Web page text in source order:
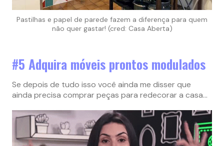
Pastilhas e papel de parede fazem a diferença para quem
não quer gastar! (cred: Casa Aberta)
#5 Adquira móveis prontos modulados
Se depois de tudo isso você ainda me disser que
ainda precisa comprar peças para redecorar a casa…